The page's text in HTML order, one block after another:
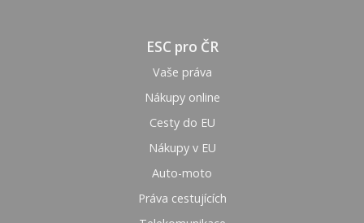
ESC pro ČR
Vaše práva
Nákupy online
Cesty do EU
Nákupy v EU
Auto-moto
Práva cestujících